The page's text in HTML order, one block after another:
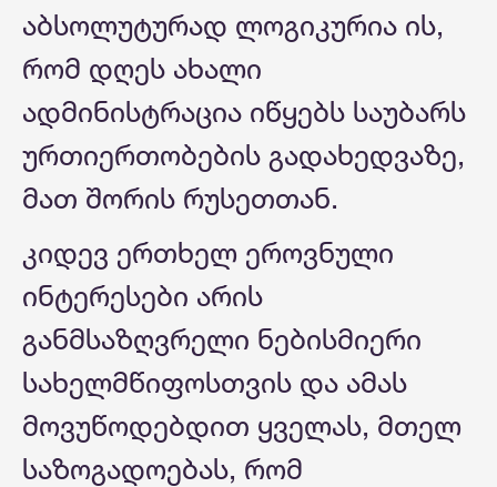
აბსოლუტურად ლოგიკურია ის,
რომ დღეს ახალი
ადმინისტრაცია იწყებს საუბარს
ურთიერთობების გადახედვაზე,
მათ შორის რუსეთთან.
კიდევ ერთხელ ეროვნული
ინტერესები არის
განმსაზღვრელი ნებისმიერი
სახელმწიფოსთვის და ამას
მოვუწოდებდით ყველას, მთელ
საზოგადოებას, რომ